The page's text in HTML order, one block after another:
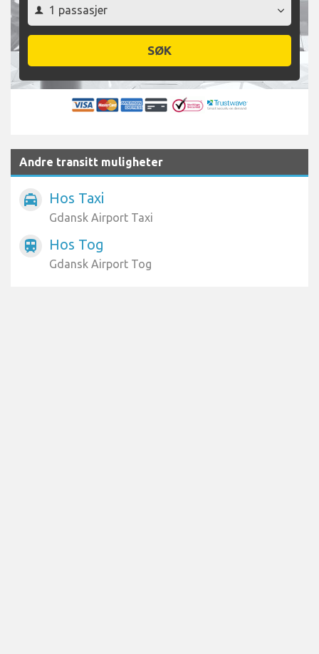
SØK
Andre transitt muligheter
local_taxi Hos Taxi
Gdansk Airport Taxi
train Hos Tog
Gdansk Airport Tog